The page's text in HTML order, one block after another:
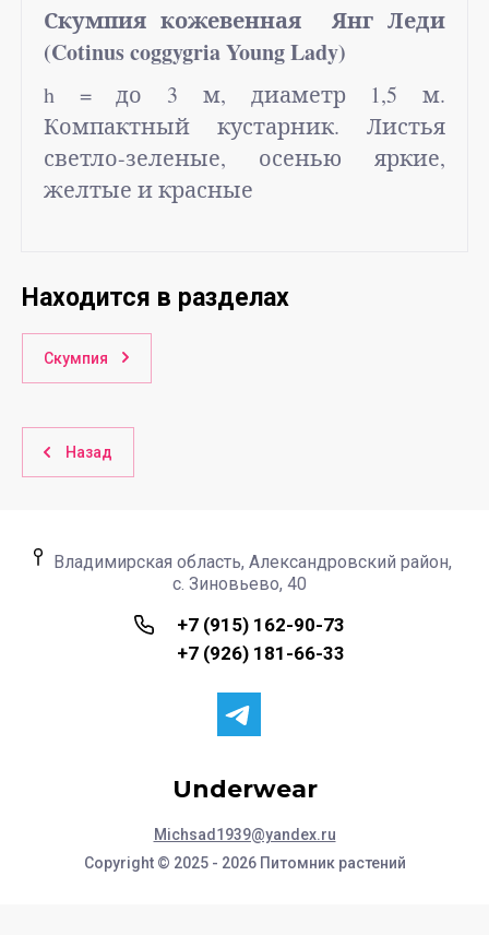
Скумпия кожевенная Янг Леди
(Cotinus coggygria Young Lady)
h = до 3 м, диаметр 1,5 м.
Компактный кустарник. Листья
светло-зеленые, осенью яркие,
желтые и красные
Находится в разделах
Скумпия
Назад
Underwear
Michsad1939@yandex.ru
Copyright © 2025 - 2026 Питомник растений
Владимирская область, Александровский район,
с. Зиновьево, 40
+7 (915) 162-90-73
+7 (926) 181-66-33